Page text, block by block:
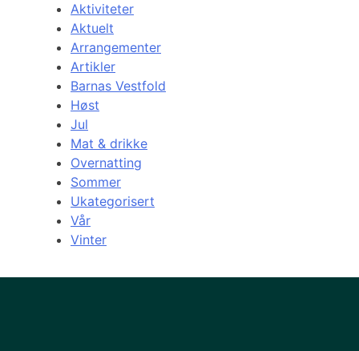
Aktiviteter
Aktuelt
Arrangementer
Artikler
Barnas Vestfold
Høst
Jul
Mat & drikke
Overnatting
Sommer
Ukategorisert
Vår
Vinter